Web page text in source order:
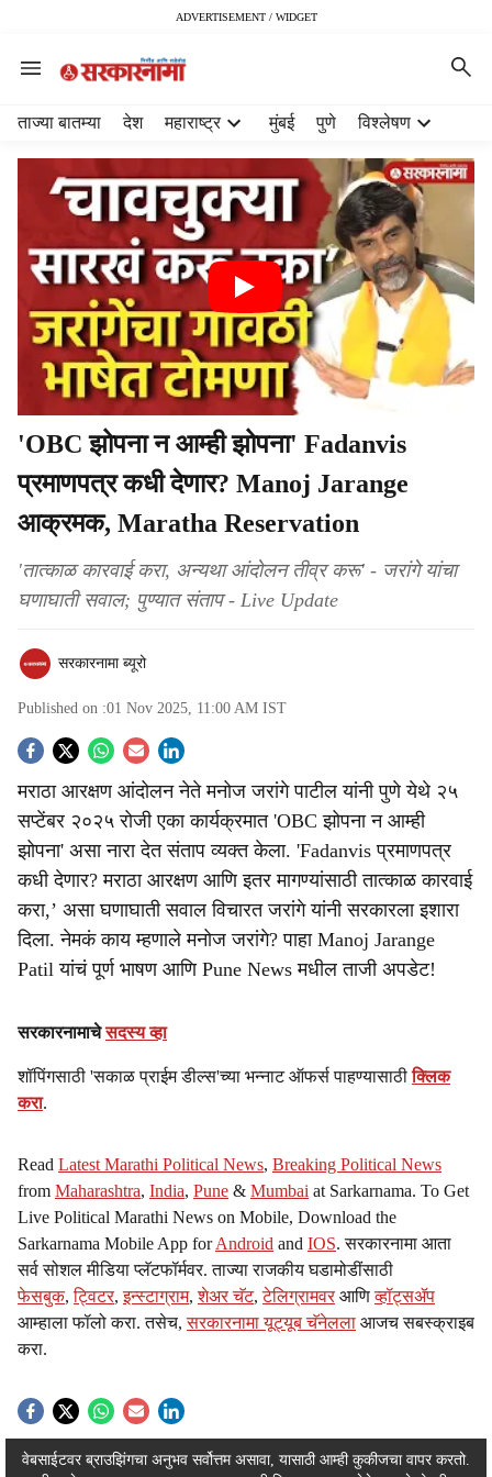
ADVERTISEMENT / WIDGET
ताज्या बातम्या देश महाराष्ट्र मुंबई पुणे विश्लेषण
'OBC झोपना न आम्ही झोपना' Fadanvis
प्रमाणपत्र कधी देणार? Manoj Jarange
आक्रमक, Maratha Reservation
'तात्काळ कारवाई करा, अन्यथा आंदोलन तीव्र करू' - जरांगे यांचा
घणाघाती सवाल; पुण्यात संताप - Live Update
सरकारनामा ब्यूरो
Published on :01 Nov 2025, 11:00 AM IST
S
o
c
i
a
l
s
h
a
r
e
मराठा आरक्षण आंदोलन नेते मनोज जरांगे पाटील यांनी पुणे येथे २५
सप्टेंबर २०२५ रोजी एका कार्यक्रमात 'OBC झोपना न आम्ही
झोपना' असा नारा देत संताप व्यक्त केला. 'Fadanvis प्रमाणपत्र
कधी देणार? मराठा आरक्षण आणि इतर मागण्यांसाठी तात्काळ कारवाई
करा,’ असा घणाघाती सवाल विचारत जरांगे यांनी सरकारला इशारा
दिला. नेमकं काय म्हणाले मनोज जरांगे? पाहा Manoj Jarange
Patil यांचं पूर्ण भाषण आणि Pune News मधील ताजी अपडेट!
सरकारनामाचेसदस्य व्हा
शॉपिंगसाठी 'सकाळ प्राईम डील्स'च्या भन्नाट ऑफर्स पाहण्यासाठीक्लिक
करा.
Read Latest Marathi Political News, Breaking Political News
from Maharashtra, India, Pune & Mumbai at Sarkarnama. To Get
Live Political Marathi News on Mobile, Download the
Sarkarnama Mobile App forAndroid and IOS. सरकारनामा आता
सर्व सोशल मीडिया प्लॅटफॉर्मवर. ताज्या राजकीय घडामोडींसाठी
फेसबुक,ट्विटर,इन्स्टाग्राम,शेअर चॅट,टेलिग्रामवर आणिव्हॉट्सॲप
आम्हाला फॉलो करा. तसेच,सरकारनामा यूट्यूब चॅनेलला आजच सबस्क्राइब
करा.
ADVERTISEMENT / WIDGET
वेबसाईटवर ब्राउझिंगचा अनुभव सर्वोत्तम असावा, यासाठी आम्ही कुकीजचा वापर करतो.